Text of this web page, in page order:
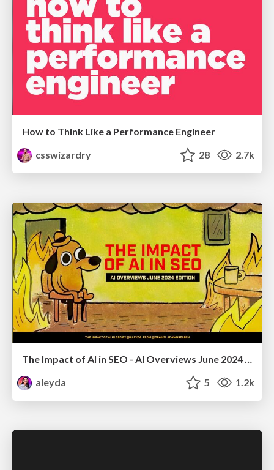
How to Think Like a Performance Engineer
csswizardry
28 2.7k
The Impact of AI in SEO - AI Overviews June 2024 Edition
aleyda
5 1.2k